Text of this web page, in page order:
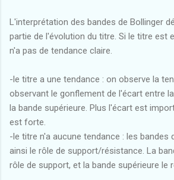
L'interprétation des bandes de Bollinger
partie de l'évolution du titre. Si le titre est
n'a pas de tendance claire.
-le titre a une tendance : on observe la
observant le gonflement de l'écart entre
la bande supérieure. Plus l'écart est
est forte.
-le titre n'a aucune tendance : les bandes
ainsi le rôle de support/résistance. La
rôle de support, et la bande supérieure le